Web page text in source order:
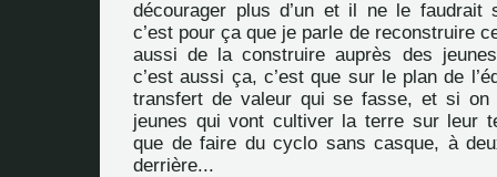
décourager plus d’un et il ne le faudrait
c’est pour ça que je parle de reconstruire
aussi de la construire auprès des
c’est aussi ça, c’est que sur le plan de
transfert de valeur qui se fasse, et si
jeunes qui vont cultiver la terre sur leur
que de faire du cyclo sans casque, à
derrière...